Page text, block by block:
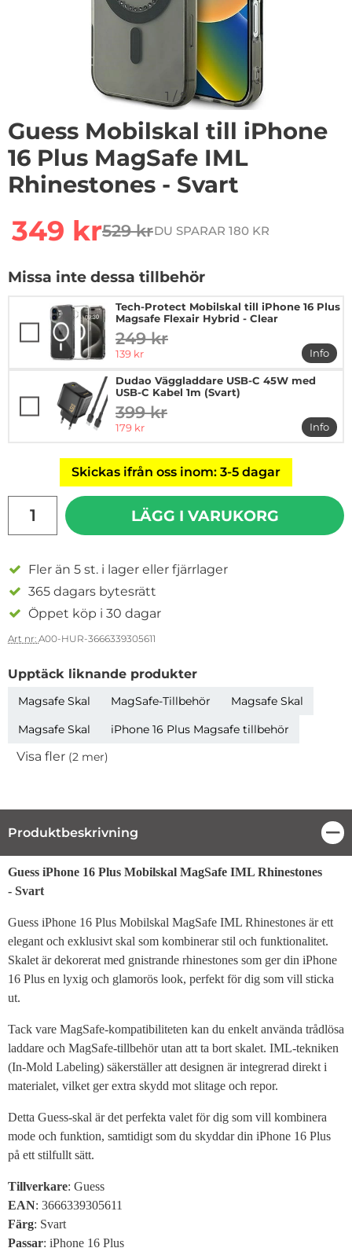
1 /8
Guess Mobilskal till iPhone
16 Plus MagSafe IML
Rhinestones - Svart
rea pris
349 krtidigare pris
529 krDU SPARAR 180 KR
Missa inte dessa tillbehör
Tech-Protect Mobilskal till iPhone 16 Plus
Magsafe Flexair Hybrid - Clear
tidigare pris
249 kr
rea pris
139 kr
Info
mer
Dudao Väggladdare USB-C 45W med
USB-C Kabel 1m (Svart)
tidigare pris
399 kr
rea pris
179 kr
Info
mer
Skickas ifrån oss inom: 3-5 dagar
LÄGG I VARUKORG
Fler än 5 st. i lager eller fjärrlager
365 dagars bytesrätt
Öppet köp i 30 dagar
Art nr: A00-HUR-3666339305611
Upptäck liknande produkter
Magsafe Skal MagSafe-Tillbehör
Magsafe Skal
Magsafe Skal
iPhone 16 Plus Magsafe tillbehör
Visa fler (2 mer)
Produktbeskrivning
Produktbeskrivning
Guess iPhone 16 Plus Mobilskal MagSafe IML Rhinestones
- Svart
Guess iPhone 16 Plus Mobilskal MagSafe IML Rhinestones är ett
elegant och exklusivt skal som kombinerar stil och funktionalitet.
Skalet är dekorerat med gnistrande rhinestones som ger din iPhone
16 Plus en lyxig och glamorös look, perfekt för dig som vill sticka
ut.
Tack vare MagSafe-kompatibiliteten kan du enkelt använda trådlösa
laddare och MagSafe-tillbehör utan att ta bort skalet. IML-tekniken
(In-Mold Labeling) säkerställer att designen är integrerad direkt i
materialet, vilket ger extra skydd mot slitage och repor.
Detta Guess-skal är det perfekta valet för dig som vill kombinera
mode och funktion, samtidigt som du skyddar din iPhone 16 Plus
på ett stilfullt sätt.
Tillverkare: Guess
EAN: 3666339305611
Färg: Svart
Passar: iPhone 16 Plus